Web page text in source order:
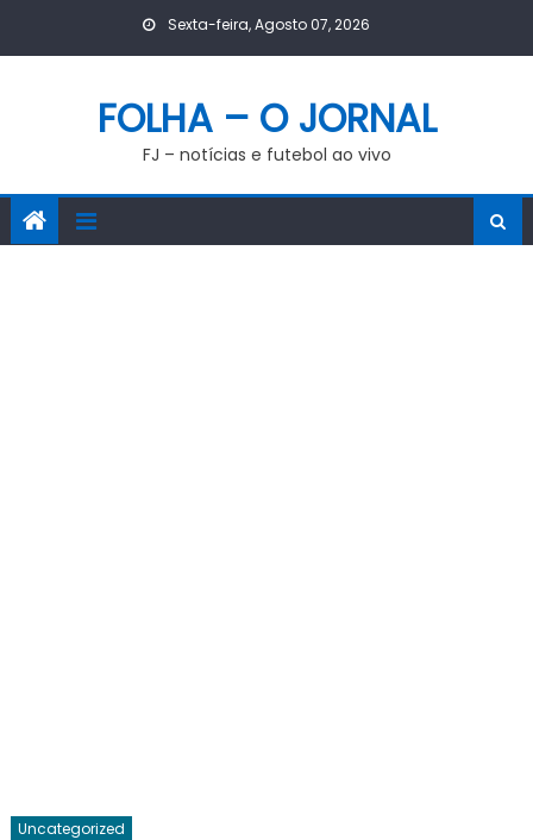
Sexta-feira, Agosto 07, 2026
FOLHA – O JORNAL
FJ – notícias e futebol ao vivo
Uncategorized